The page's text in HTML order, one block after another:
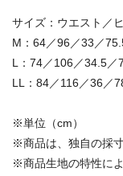
サイズ：ウエスト／
M：64／96／33／
L：74／106／34.5
LL：84／116／36／
※単位（cm）
※商品は、独自の採
※商品生地の特性に